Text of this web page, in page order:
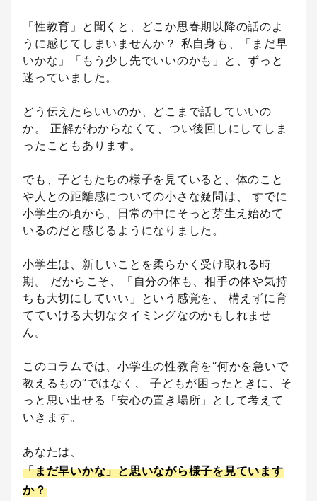
「性教育」と聞くと、どこか思春期以降の話のよ
うに感じてしまいませんか？ 私自身も、「まだ早
いかな」「もう少し先でいいのかも」と、ずっと
迷っていました。
どう伝えたらいいのか、どこまで話していいの
か。 正解がわからなくて、つい後回しにしてしま
ったこともあります。
でも、子どもたちの様子を見ていると、体のこと
や人との距離感についての小さな疑問は、 すでに
小学生の頃から、日常の中にそっと芽生え始めて
いるのだと感じるようになりました。
小学生は、新しいことを柔らかく受け取れる時
期。 だからこそ、「自分の体も、相手の体や気持
ちも大切にしていい」という感覚を、 構えずに育
てていける大切なタイミングなのかもしれませ
ん。
このコラムでは、小学生の性教育を“何かを急いで
教えるもの”ではなく、 子どもが困ったときに、そ
っと思い出せる「安心の置き場所」として考えて
いきます。
あなたは、
「まだ早いかな」と思いながら様子を見ています
か？